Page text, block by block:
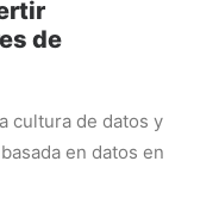
de
cultura de datos y
en datos en